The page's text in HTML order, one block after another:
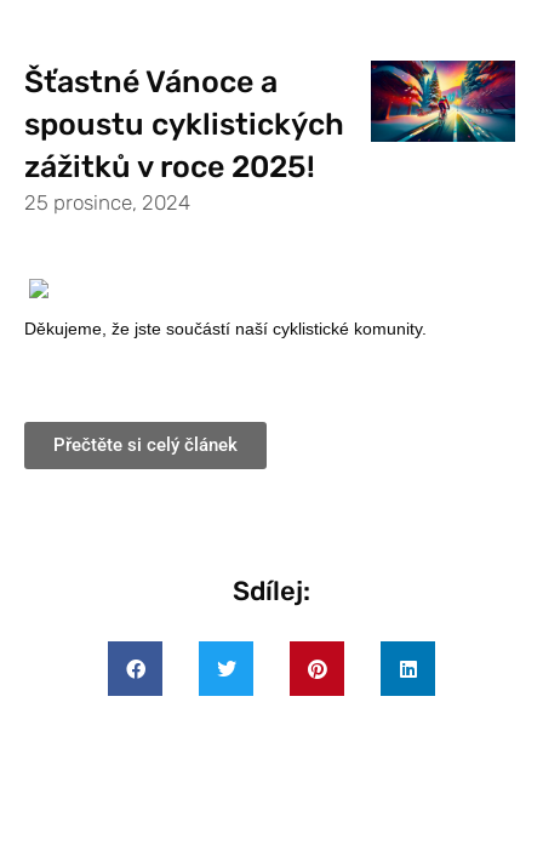
Šťastné Vánoce a
spoustu cyklistických
zážitků v roce 2025!
25 prosince, 2024
Děkujeme, že jste součástí naší cyklistické komunity.
Přečtěte si celý článek
Sdílej: